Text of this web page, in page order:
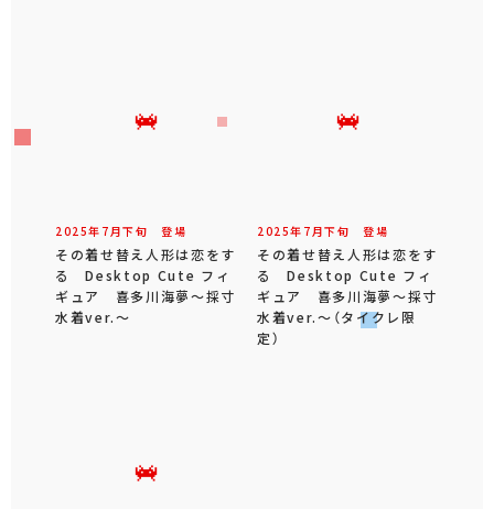
2025年 7 月下旬 登場
その着せ替え人形は恋をす
る Desktop Cute フィ
ギュア 喜多川海夢～採寸
水着ver.～
2025年 7 月下旬 登場
その着せ替え人形は恋をす
る Desktop Cute フィ
ギュア 喜多川海夢～採寸
水着ver.～（タイクレ限
定）